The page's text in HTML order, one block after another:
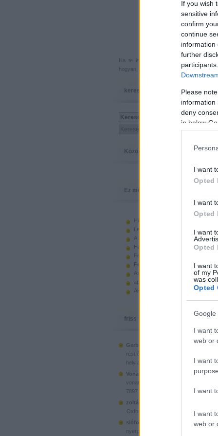
If you wish
sensitive
confirm
continue
information
further
Please
information
deny
in below
I want
Opted
I want
Opted
I want
Opted
I want
of my
was
Opted
Google
I want
web or
I want
I want
I want
web or
Ha te is küldenél egy végigjátszást,
hogyan, hova, mikor, kivel és miért,
keresés
Közösség
Ez megy
Hiányzó elemek beszerzése
Legoland Németország 2010
A kastélyok képes története
Használt legót piacról
Feltörjük a legó ugart
Fehérítsd ki!
Az Indiana Jones készletek
apró. hirdetés.
Akciók, újdonságok a polcon,
friss topikok
Gerberus:
Mostanra már a Lego is
rést é...
hely a klónoknak
Vonatotkeresek1:
@BorZol: Üdv, hol
vonatot venni...
7897 Passenger Train
zoltán999:
Oxford, a dél-koreai klón
siófoki35:
A platós teherautó
nyergesvonta...